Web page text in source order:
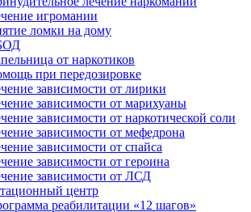
игромании
ломки на дому
от наркотиков
при передозировке
зависимости от лирики
зависимости от марихуаны
зависимости от наркотической соли
зависимости от мефедрона
зависимости от спайса
зависимости от героина
зависимости от ЛСД
центр
реабилитации «12 шагов»